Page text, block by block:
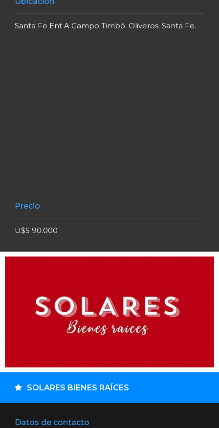
Santa Fe Ent A Campo Timbó. Oliveros. Santa Fe.
Precio
U$S 90.000
SOLARES BIENES RAÍCES
Datos de contacto